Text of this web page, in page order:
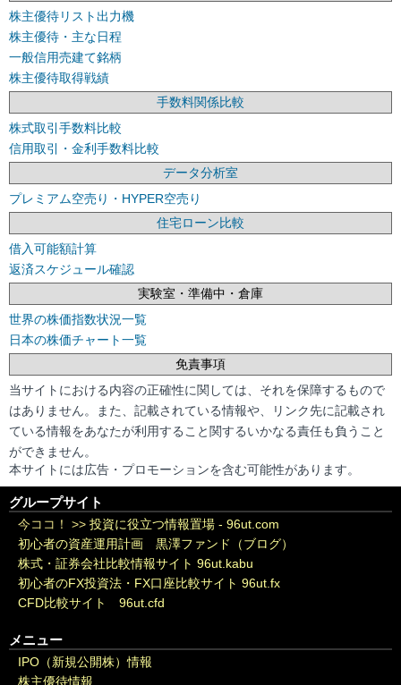
株主優待リスト出力機
株主優待・主な日程
一般信用売建て銘柄
株主優待取得戦績
手数料関係比較
株式取引手数料比較
信用取引・金利手数料比較
データ分析室
プレミアム空売り・HYPER空売り
住宅ローン比較
借入可能額計算
返済スケジュール確認
実験室・準備中・倉庫
世界の株価指数状況一覧
日本の株価チャート一覧
免責事項
当サイトにおける内容の正確性に関しては、それを保障するもので
はありません。また、記載されている情報や、リンク先に記載され
ている情報をあなたが利用すること関するいかなる責任も負うこと
ができません。
本サイトには広告・プロモーションを含む可能性があります。
グループサイト
今ココ！ >> 投資に役立つ情報置場 - 96ut.com
初心者の資産運用計画 黒澤ファンド（ブログ）
株式・証券会社比較情報サイト 96ut.kabu
初心者のFX投資法・FX口座比較サイト 96ut.fx
CFD比較サイト 96ut.cfd
メニュー
IPO（新規公開株）情報
株主優待情報